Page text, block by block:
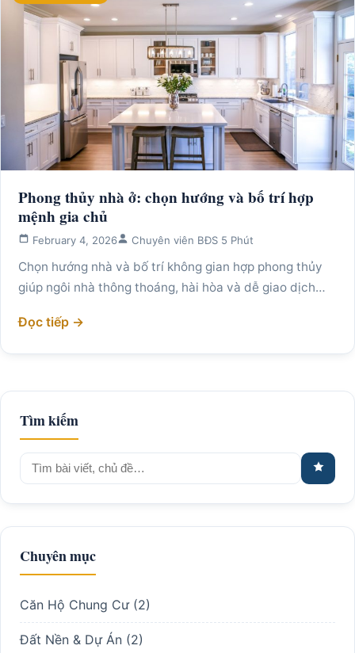
Phong thủy nhà ở: chọn hướng và bố trí hợp
mệnh gia chủ
February 4, 2026 Chuyên viên BĐS 5 Phút
Chọn hướng nhà và bố trí không gian hợp phong thủy
giúp ngôi nhà thông thoáng, hài hòa và dễ giao dịch…
Đọc tiếp →
Tìm kiếm
Tìm
kiếm:
Chuyên mục
Căn Hộ Chung Cư(2)
Đất Nền & Dự Án (2)